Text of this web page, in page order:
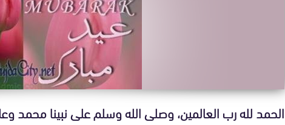
الحمد لله رب العالمين، وصلى الله وسلم على نبينا محمد